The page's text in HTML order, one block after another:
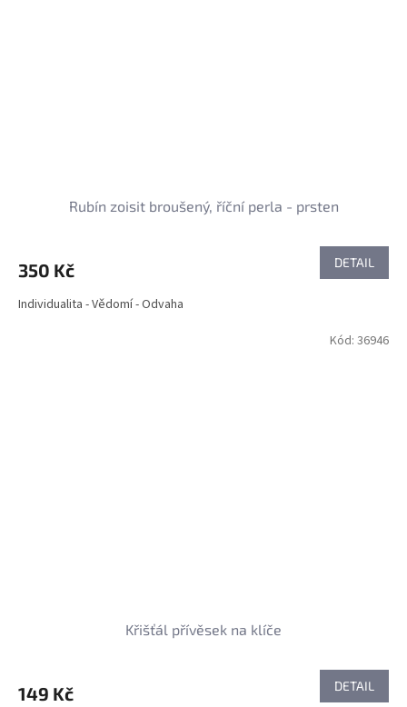
Rubín zoisit broušený, říční perla - prsten
350 Kč DETAIL
Individualita - Vědomí - Odvaha
Křišťál přívěsek na klíče
149 Kč DETAIL
Kód: 36946